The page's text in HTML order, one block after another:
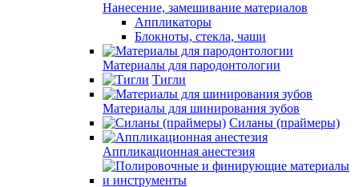
Нанесение, замешивание материалов
Аппликаторы
Блокноты, стекла, чаши
Материалы для пародонтологии
Тигли
Материалы для шинирования зубов
Силаны (праймеры)
Аппликационная анестезия